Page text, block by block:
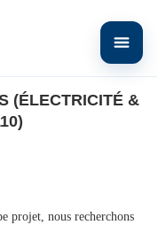
& CVC) (J25-110)
(ÉLECTRICITÉ &
projet, nous recherchons